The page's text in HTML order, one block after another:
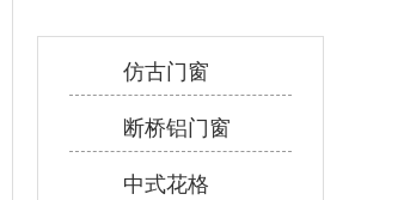
仿古门窗
断桥铝门窗
中式花格